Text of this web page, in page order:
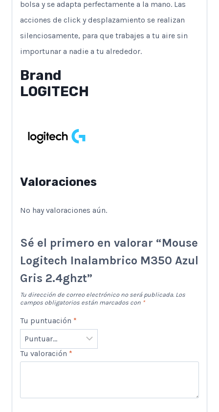
bolsa y se adapta perfectamente a la mano. Las
acciones de click y desplazamiento se realizan
silenciosamente, para que trabajes a tu aire sin
importunar a nadie a tu alrededor.
Brand
LOGITECH
Valoraciones
No hay valoraciones aún.
Sé el primero en valorar “Mouse
Logitech Inalambrico M350 Azul
Gris 2.4ghzt”
Tu dirección de correo electrónico no será publicada. Los
campos obligatorios están marcados con *
Tu puntuación *
Tu valoración *